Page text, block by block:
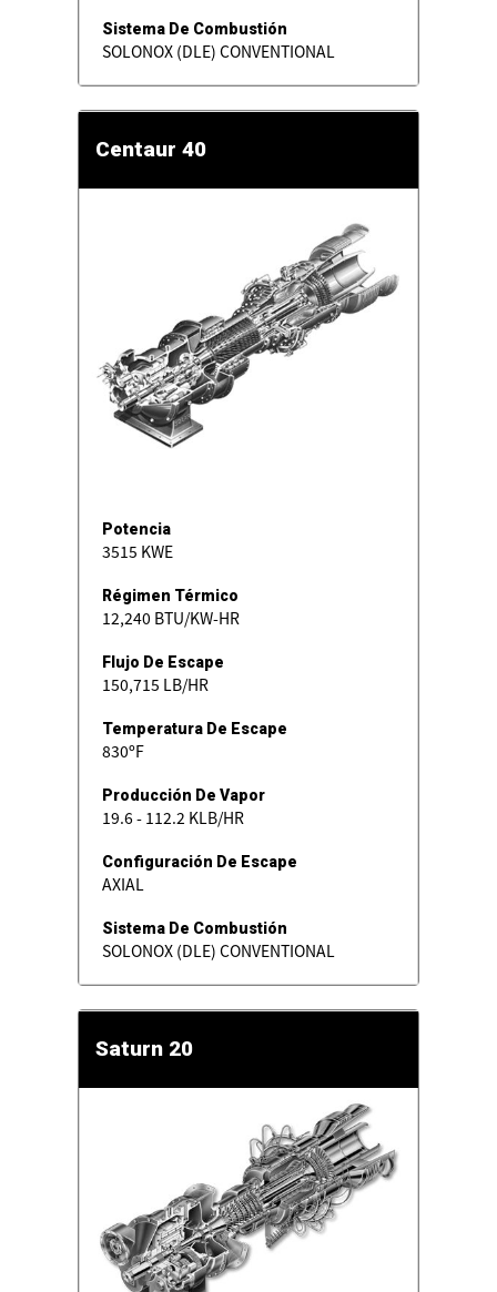
Sistema De Combustión
SOLONOX (DLE) CONVENTIONAL
Centaur 40
Potencia
3515 KWE
Régimen Térmico
12,240 BTU/KW-HR
Flujo De Escape
150,715 LB/HR
Temperatura De Escape
830ºF
Producción De Vapor
19.6 - 112.2 KLB/HR
Configuración De Escape
AXIAL
Sistema De Combustión
SOLONOX (DLE) CONVENTIONAL
Saturn 20